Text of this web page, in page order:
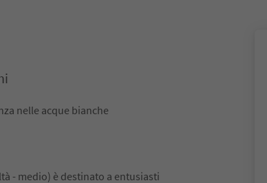
nelle acque bianche
- medio) è destinato a entusiasti